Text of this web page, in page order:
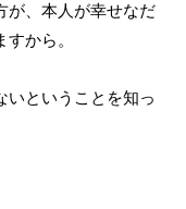
が、本人が幸せなだ
から。
いということを知っ